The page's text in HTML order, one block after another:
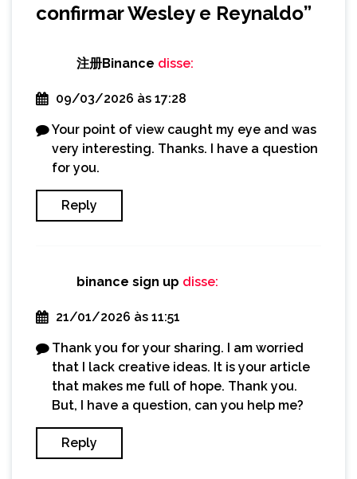
confirmar Wesley e Reynaldo”
注册Binance disse:
09/03/2026 às 17:28
Your point of view caught my eye and was
very interesting. Thanks. I have a question
for you.
Reply
binance sign up disse:
21/01/2026 às 11:51
Thank you for your sharing. I am worried
that I lack creative ideas. It is your article
that makes me full of hope. Thank you.
But, I have a question, can you help me?
Reply